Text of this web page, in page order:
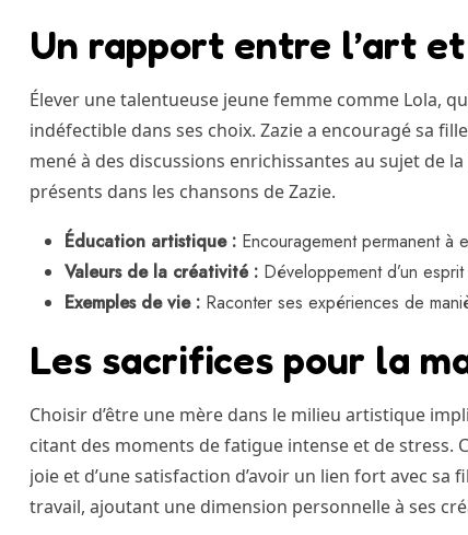
Un rapport entre l’art
Élever une talentueuse jeune femme comme Lola,
indéfectible dans ses choix. Zazie a encouragé sa
mené à des discussions enrichissantes au sujet de
présents dans les chansons de Zazie.
Éducation artistique : Encouragement permanent à
Valeurs de la créativité : Développement d’un
Exemples de vie : Raconter ses expériences de
Les sacrifices pour la
Choisir d’être une mère dans le milieu artistique
citant des moments de fatigue intense et de stress.
joie et d’une satisfaction d’avoir un lien fort avec
travail, ajoutant une dimension personnelle à ses